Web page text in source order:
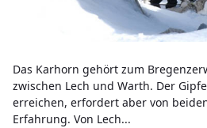
Das Karhorn gehört zum
zwischen Lech und Warth. Der
erreichen, erfordert aber von
Erfahrung. Von Lech...